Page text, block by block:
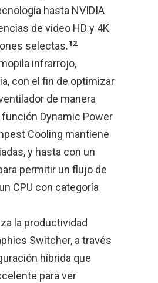
hasta NVIDIA
de video HD y 4K
selectas.12
infrarrojo,
con el fin de optimizar
de manera
Dynamic Power
Cooling mantiene
y hasta con un
permitir un flujo de
CPU con categoría
la productividad
Switcher, a través
híbrida que
para ver